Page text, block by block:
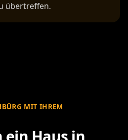
übertreffen.
MIT IHREM